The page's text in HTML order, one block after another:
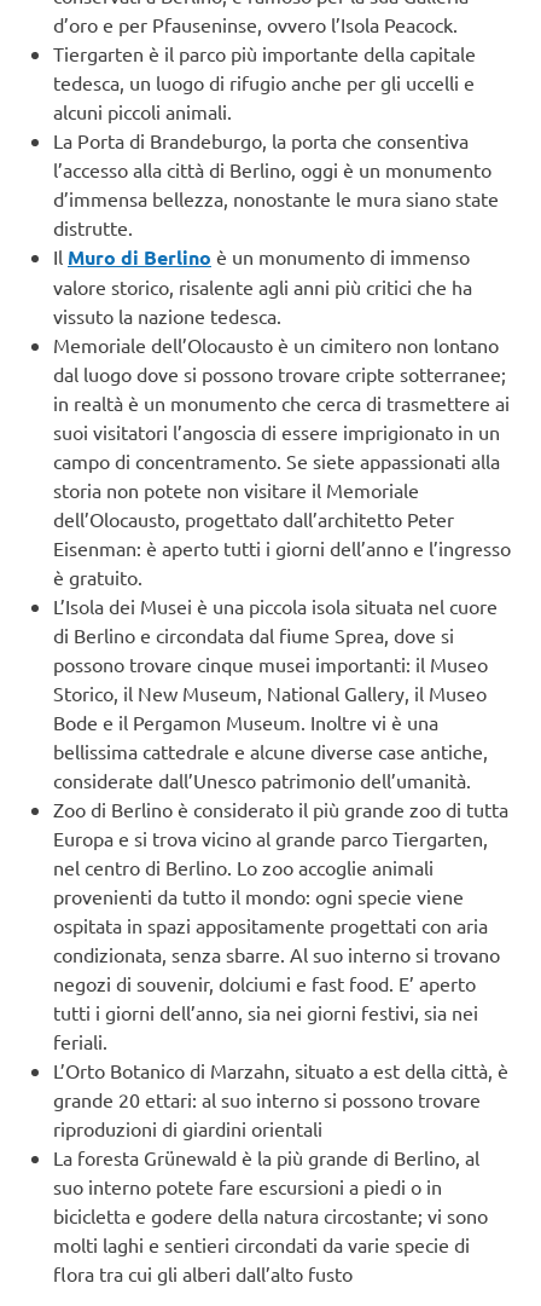
d’oro e per Pfauseninse, ovvero l’Isola Peacock.
Tiergarten è il parco più importante della capitale
tedesca, un luogo di rifugio anche per gli uccelli e
alcuni piccoli animali.
La Porta di Brandeburgo, la porta che consentiva
l’accesso alla città di Berlino, oggi è un monumento
d’immensa bellezza, nonostante le mura siano state
distrutte.
Il Muro di Berlino è un monumento di immenso
valore storico, risalente agli anni più critici che ha
vissuto la nazione tedesca.
Memoriale dell’Olocausto è un cimitero non lontano
dal luogo dove si possono trovare cripte sotterranee;
in realtà è un monumento che cerca di trasmettere ai
suoi visitatori l’angoscia di essere imprigionato in un
campo di concentramento. Se siete appassionati alla
storia non potete non visitare il Memoriale
dell’Olocausto, progettato dall’architetto Peter
Eisenman: è aperto tutti i giorni dell’anno e l’ingresso
è gratuito.
L’Isola dei Musei è una piccola isola situata nel cuore
di Berlino e circondata dal fiume Sprea, dove si
possono trovare cinque musei importanti: il Museo
Storico, il New Museum, National Gallery, il Museo
Bode e il Pergamon Museum. Inoltre vi è una
bellissima cattedrale e alcune diverse case antiche,
considerate dall’Unesco patrimonio dell’umanità.
Zoo di Berlino è considerato il più grande zoo di tutta
Europa e si trova vicino al grande parco Tiergarten,
nel centro di Berlino. Lo zoo accoglie animali
provenienti da tutto il mondo: ogni specie viene
ospitata in spazi appositamente progettati con aria
condizionata, senza sbarre. Al suo interno si trovano
negozi di souvenir, dolciumi e fast food. E’ aperto
tutti i giorni dell’anno, sia nei giorni festivi, sia nei
feriali.
L’Orto Botanico di Marzahn, situato a est della città, è
grande 20 ettari: al suo interno si possono trovare
riproduzioni di giardini orientali
La foresta Grünewald è la più grande di Berlino, al
suo interno potete fare escursioni a piedi o in
bicicletta e godere della natura circostante; vi sono
molti laghi e sentieri circondati da varie specie di
flora tra cui gli alberi dall’alto fusto